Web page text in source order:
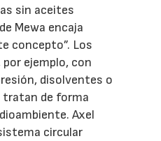
sin aceites
Mewa encaja
concepto”. Los
ejemplo, con
disolventes o
tratan de forma
Axel
circular